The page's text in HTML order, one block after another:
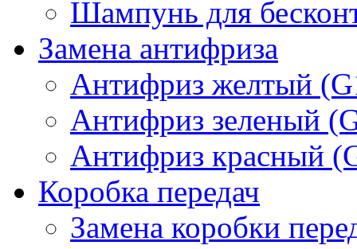
Шампунь для
Замена антифриза
Антифриз желтый
Антифриз зеленый
Антифриз красный
Коробка передач
Замена коробки